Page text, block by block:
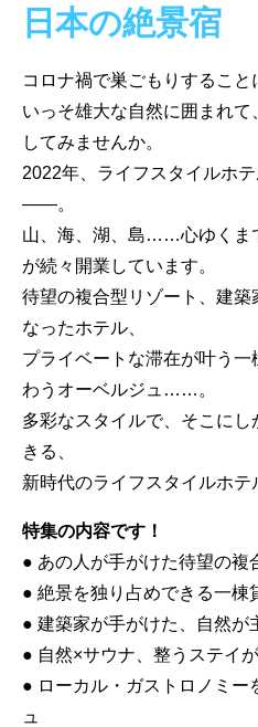
日本の絶景宿
コロナ禍で巣ごもりすること
いっそ雄大な自然に囲まれて
してみませんか。
2022年、ライフスタイルホ
——。
山、海、湖、島……心ゆくま
が続々開業しています。
待望の複合型リゾート、建
なったホテル、
プライベートな滞在が叶う
わうオーベルジュ……。
多彩なスタイルで、そこに
きる、
新時代のライフスタイルホテ
特集の内容です！
● あの人が手がけた待望の複
● 絶景を独り占めできる一棟
● 建築家が手がけた、自然が
● 自然×サウナ、整うステイ
● ローカル・ガストロノミー
ュ